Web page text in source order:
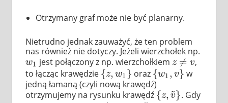
Otrzymany graf może nie być planarny.
Nietrudno jednak zauważyć, że ten problem
nas również nie dotyczy. Jeżeli wierzchołek np.
w1
w1 jest połączony z np. wierzchołkiem z ≠ v
z≠v
,
to łącząc krawędzie {z, w1 }
{z,w1} oraz {w1 , v}
{w1, v }
w
jedną łamaną (czyli nową krawędź)
otrzymujemy na rysunku krawędź {z, v
~}
{z,v ~} . Gdy